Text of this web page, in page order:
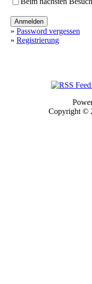
» Password vergessen
» Registrierung
Copyright ©